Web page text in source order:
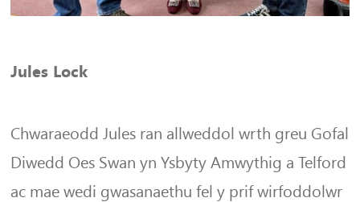
Jules Lock
Chwaraeodd Jules ran allweddol wrth greu Gofal
Diwedd Oes Swan yn Ysbyty Amwythig a Telford
ac mae wedi gwasanaethu fel y prif wirfoddolwr